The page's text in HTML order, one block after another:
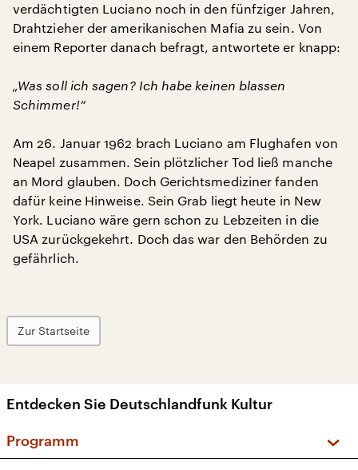
verdächtigten Luciano noch in den fünfziger Jahren,
Drahtzieher der amerikanischen Mafia zu sein. Von
einem Reporter danach befragt, antwortete er knapp:
„Was soll ich sagen? Ich habe keinen blassen
Schimmer!“
Am 26. Januar 1962 brach Luciano am Flughafen von
Neapel zusammen. Sein plötzlicher Tod ließ manche
an Mord glauben. Doch Gerichtsmediziner fanden
dafür keine Hinweise. Sein Grab liegt heute in New
York. Luciano wäre gern schon zu Lebzeiten in die
USA zurückgekehrt. Doch das war den Behörden zu
gefährlich.
Zur Startseite
Entdecken Sie Deutschlandfunk Kultur
Programm